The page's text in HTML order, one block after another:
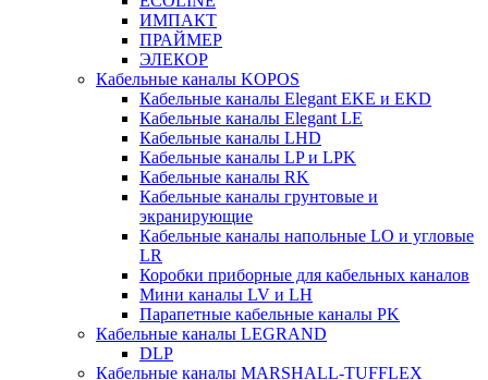
ИМПАКТ
ПРАЙМЕР
ЭЛЕКОР
Кабельные каналы KOPOS
Кабельные каналы Elegant EKE и EKD
Кабельные каналы Elegant LE
Кабельные каналы LHD
Кабельные каналы LP и LPK
Кабельные каналы RK
Кабельные каналы грунтовые и
экранирующие
Кабельные каналы напольные LO и угловые
LR
Коробки приборные для кабельных каналов
Мини каналы LV и LH
Парапетные кабельные каналы PK
Кабельные каналы LEGRAND
DLP
Кабельные каналы MARSHALL-TUFFLEX